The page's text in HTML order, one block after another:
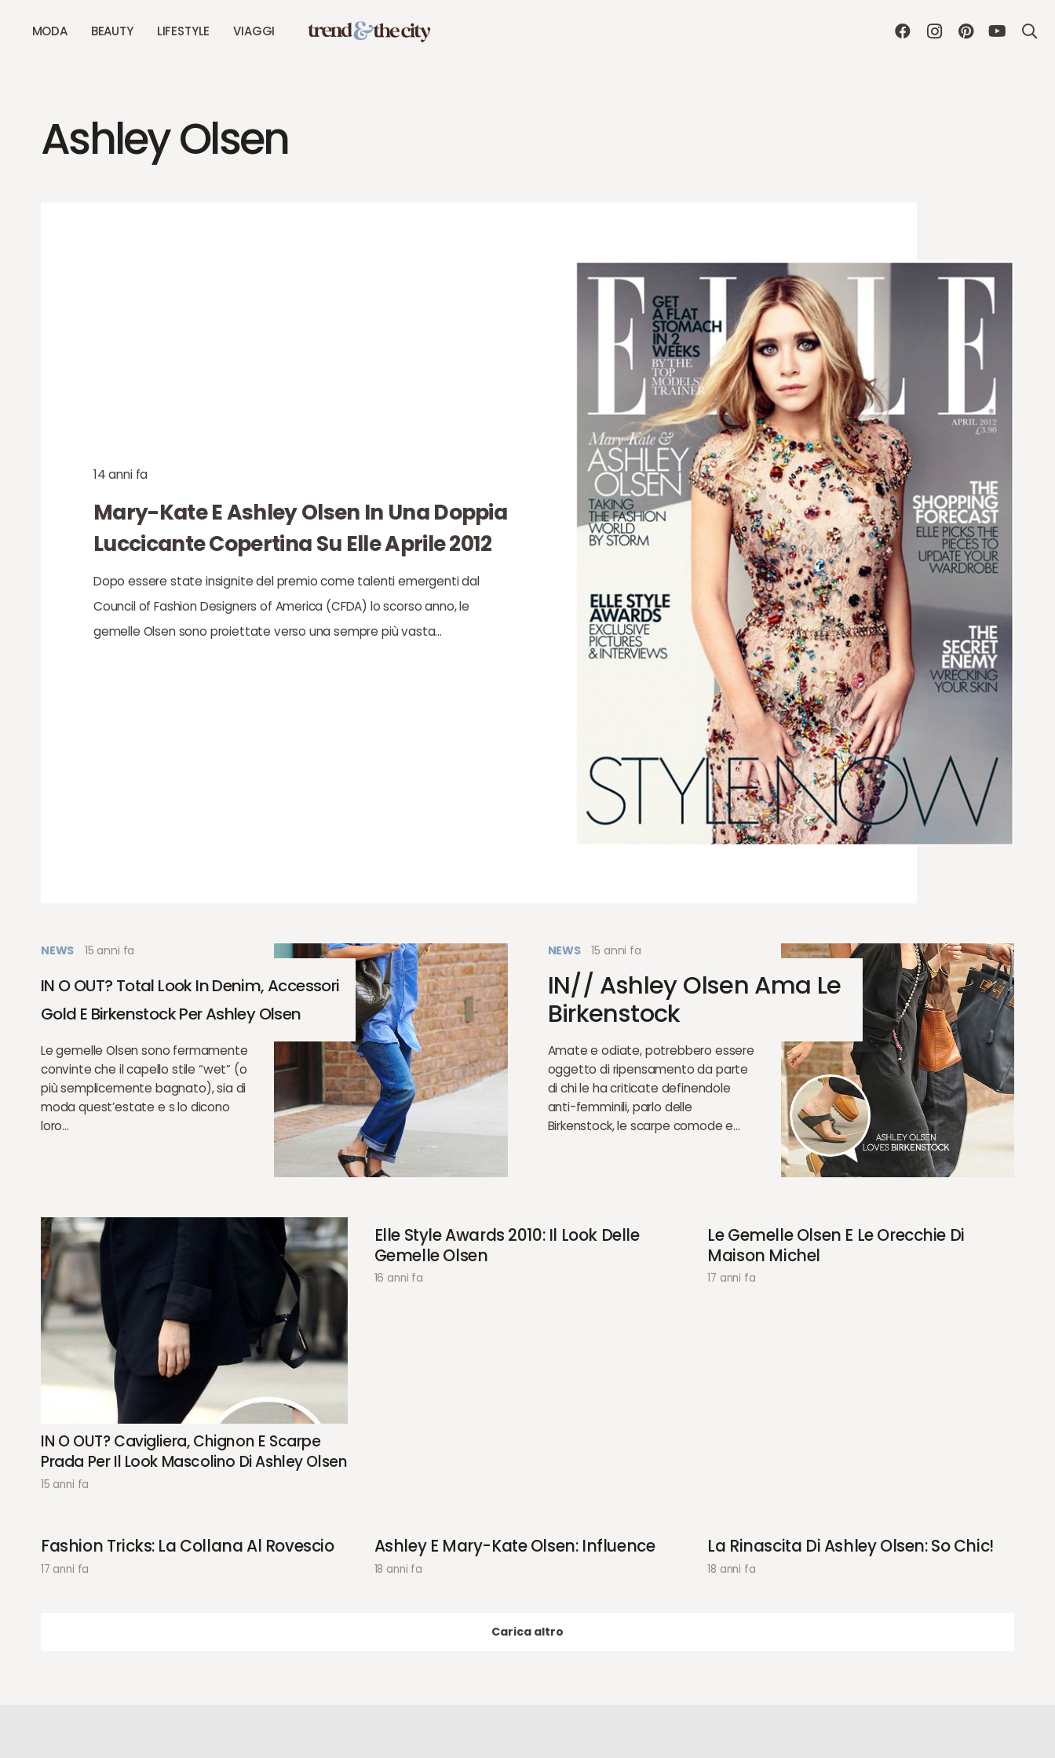
MODA BEAUTY LIFESTYLE VIAGGI
Ashley Olsen
14 anni fa
Mary-Kate E Ashley Olsen In Una Doppia
Luccicante Copertina Su Elle Aprile 2012
Dopo essere state insignite del premio come talenti emergenti dal
Council of Fashion Designers of America (CFDA) lo scorso anno, le
gemelle Olsen sono proiettate verso una sempre più vasta…
NEWS 15 anni fa
IN O OUT? Total Look In Denim, Accessori
Gold E Birkenstock Per Ashley Olsen
Le gemelle Olsen sono fermamente
convinte che il capello stile “wet” (o
più semplicemente bagnato), sia di
moda quest’estate e s lo dicono
loro…
NEWS 15 anni fa
IN// Ashley Olsen Ama Le
Birkenstock
Amate e odiate, potrebbero essere
oggetto di ripensamento da parte
di chi le ha criticate definendole
anti-femminili, parlo delle
Birkenstock, le scarpe comode e…
IN O OUT? Cavigliera, Chignon E Scarpe
Prada Per Il Look Mascolino Di Ashley Olsen
15 anni fa
Elle Style Awards 2010: Il Look Delle
Gemelle Olsen
16 anni fa
Le Gemelle Olsen E Le Orecchie Di
Maison Michel
17 anni fa
Fashion Tricks: La Collana Al Rovescio
17 anni fa
Ashley E Mary-Kate Olsen: Influence
18 anni fa
La Rinascita Di Ashley Olsen: So Chic!
18 anni fa
Carica altro